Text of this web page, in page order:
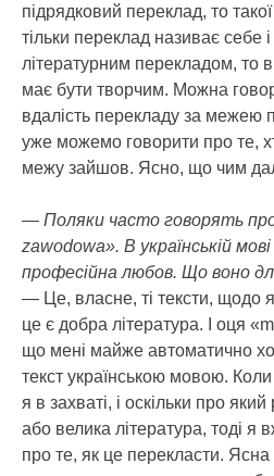
підрядковий переклад, то
тільки переклад називає себе
літературним перекладом, то
має бути творчим. Можна
вдалість перекладу за межею
уже можемо говорити про те,
межу зайшов. Ясно, що чим
— Поляки часто говорять про
zawodowa». В українській
професійна любов. Що воно
— Це, власне, ті тексти, щодо
це є добра література. І оця
що мені майже автоматично
текст українською мовою. Коли
я в захваті, і оскільки про
або велика література, тоді
про те, як це перекласти. Ясна